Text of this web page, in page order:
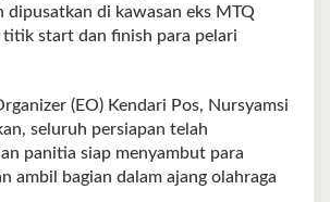
dipusatkan di kawasan eks MTQ
titik start dan finish para pelari
(EO) Kendari Pos, Nursyamsi
seluruh persiapan telah
panitia siap menyambut para
ambil bagian dalam ajang olahraga